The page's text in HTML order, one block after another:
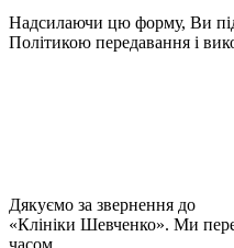
Надсилаючи цю форму, Ви
Політикою передавання і
Дякуємо за звернення до
«Клініки Шевченко». Ми
часом.